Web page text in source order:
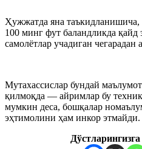
Ҳужжатда яна таъкидланишича,
100 минг фут баландликда қайд
самолётлар учадиган
Мутахассислар бундай
қилмоқда — айримлар бу
мумкин деса, бошқалар
эҳтимолини ҳам инкор этмайди.